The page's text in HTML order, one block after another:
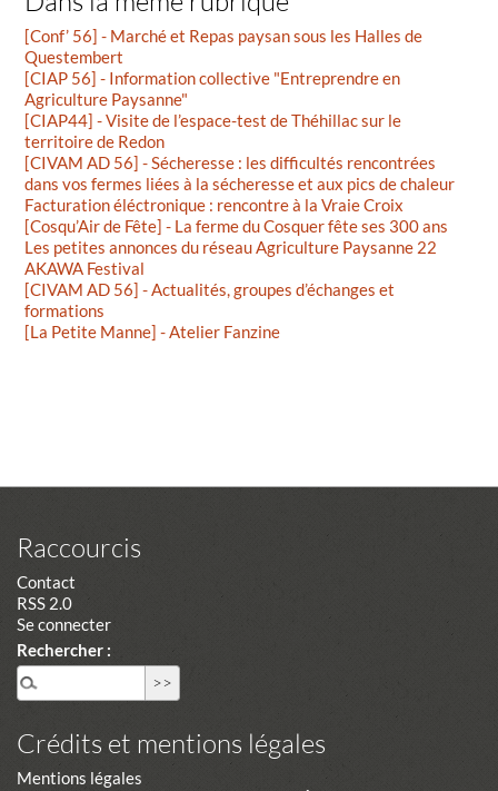
[Conf’ 56] - Marché et Repas paysan sous les Halles de
Questembert
[CIAP 56] - Information collective "Entreprendre en
Agriculture Paysanne"
[CIAP44] - Visite de l’espace-test de Théhillac sur le
territoire de Redon
[CIVAM AD 56] - Sécheresse : les difficultés rencontrées
dans vos fermes liées à la sécheresse et aux pics de chaleur
Facturation éléctronique : rencontre à la Vraie Croix
[Cosqu’Air de Fête] - La ferme du Cosquer fête ses 300 ans
Les petites annonces du réseau Agriculture Paysanne 22
AKAWA Festival
[CIVAM AD 56] - Actualités, groupes d’échanges et
formations
[La Petite Manne] - Atelier Fanzine
Raccourcis
Contact
RSS 2.0
Se connecter
Rechercher :
Crédits et mentions légales
Mentions légales